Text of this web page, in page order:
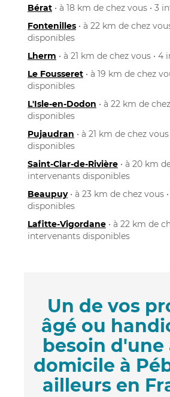
Bérat • à 18 km de chez vous • 3
Fontenilles • à 22 km de chez
disponibles
Lherm • à 21 km de chez vous •
Le Fousseret • à 19 km de chez
disponibles
L'Isle-en-Dodon • à 22 km de
disponibles
Pujaudran • à 21 km de chez
disponibles
Saint-Clar-de-Rivière • à 20 km
intervenants disponibles
Beaupuy• à 23 km de chez vous
disponibles
Lafitte-Vigordane • à 22 km de
intervenants disponibles
Un de vos
âgé ou
besoin d'une
domicile à
ailleurs en